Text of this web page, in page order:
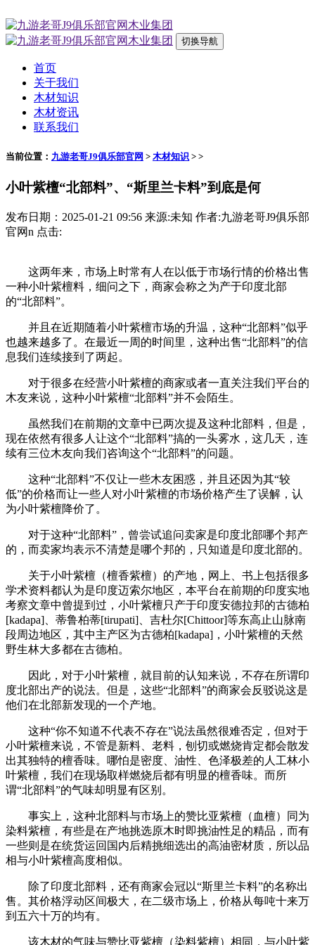
切换导航
首页
关于我们
木材知识
木材资讯
联系我们
当前位置： 九游老哥J9俱乐部官网 > 木材知识 > >
小叶紫檀“北部料”、“斯里兰卡料”到底是何
发布日期：2025-01-21 09:56 来源:未知 作者:九游老哥J9俱乐部
官网n 点击:
这两年来，市场上时常有人在以低于市场行情的价格出售
一种小叶紫檀料，细问之下，商家会称之为产于印度北部
的“北部料”。
并且在近期随着小叶紫檀市场的升温，这种“北部料”似乎
也越来越多了。在最近一周的时间里，这种出售“北部料”的信
息我们连续接到了两起。
对于很多在经营小叶紫檀的商家或者一直关注我们平台的
木友来说，这种小叶紫檀“北部料”并不会陌生。
虽然我们在前期的文章中已两次提及这种北部料，但是，
现在依然有很多人让这个“北部料”搞的一头雾水，这几天，连
续有三位木友向我们咨询这个“北部料”的问题。
这种“北部料”不仅让一些木友困惑，并且还因为其“较
低”的价格而让一些人对小叶紫檀的市场价格产生了误解，认
为小叶紫檀降价了。
对于这种“北部料”，曾尝试追问卖家是印度北部哪个邦产
的，而卖家均表示不清楚是哪个邦的，只知道是印度北部的。
关于小叶紫檀（檀香紫檀）的产地，网上、书上包括很多
学术资料都认为是印度迈索尔地区，本平台在前期的印度实地
考察文章中曾提到过，小叶紫檀只产于印度安德拉邦的古德柏
[kadapa]、蒂鲁柏蒂[tirupati]、吉杜尔[Chittoor]等东高止山脉南
段周边地区，其中主产区为古德柏[kadapa]，小叶紫檀的天然
野生林大多都在古德柏。
因此，对于小叶紫檀，就目前的认知来说，不存在所谓印
度北部出产的说法。但是，这些“北部料”的商家会反驳说这是
他们在北部新发现的一个产地。
这种“你不知道不代表不存在”说法虽然很难否定，但对于
小叶紫檀来说，不管是新料、老料，刨切或燃烧肯定都会散发
出其独特的檀香味。哪怕是密度、油性、色泽极差的人工林小
叶紫檀，我们在现场取样燃烧后都有明显的檀香味。而所
谓“北部料”的气味却明显有区别。
事实上，这种北部料与市场上的赞比亚紫檀（血檀）同为
染料紫檀，有些是在产地挑选原木时即挑油性足的精品，而有
一些则是在统货运回国内后精挑细选出的高油密材质，所以品
相与小叶紫檀高度相似。
除了印度北部料，还有商家会冠以“斯里兰卡料”的名称出
售。其价格浮动区间极大，在二级市场上，价格从每吨十来万
到五六十万的均有。
该木材的气味与赞比亚紫檀（染料紫檀）相同，与小叶紫